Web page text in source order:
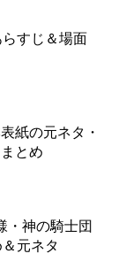
らすじ＆場面
紙の元ネタ・
とめ
・神の騎士団
元ネタ